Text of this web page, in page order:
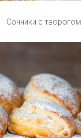
Сочники с творогом